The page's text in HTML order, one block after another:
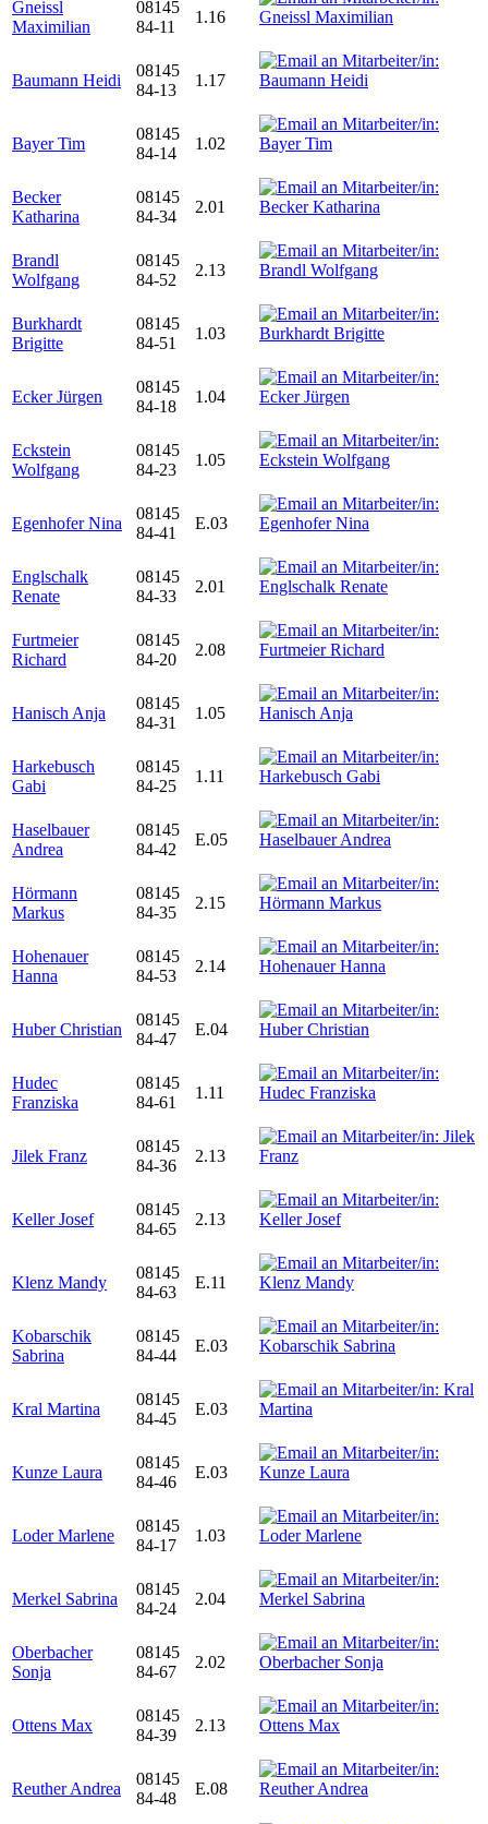
Gneissl
Maximilian
08145
84-11
1.16
Baumann Heidi
08145
84-13
1.17
Bayer Tim
08145
84-14
1.02
Becker
Katharina
08145
84-34
2.01
Brandl
Wolfgang
08145
84-52
2.13
Burkhardt
Brigitte
08145
84-51
1.03
Ecker Jürgen
08145
84-18
1.04
Eckstein
Wolfgang
08145
84-23
1.05
Egenhofer Nina
08145
84-41
E.03
Englschalk
Renate
08145
84-33
2.01
Furtmeier
Richard
08145
84-20
2.08
Hanisch Anja
08145
84-31
1.05
Harkebusch
Gabi
08145
84-25
1.11
Haselbauer
Andrea
08145
84-42
E.05
Hörmann
Markus
08145
84-35
2.15
Hohenauer
Hanna
08145
84-53
2.14
Huber Christian
08145
84-47
E.04
Hudec
Franziska
08145
84-61
1.11
Jilek Franz
08145
84-36
2.13
Keller Josef
08145
84-65
2.13
Klenz Mandy
08145
84-63
E.11
Kobarschik
Sabrina
08145
84-44
E.03
Kral Martina
08145
84-45
E.03
Kunze Laura
08145
84-46
E.03
Loder Marlene
08145
84-17
1.03
Merkel Sabrina
08145
84-24
2.04
Oberbacher
Sonja
08145
84-67
2.02
Ottens Max
08145
84-39
2.13
Reuther Andrea
08145
84-48
E.08